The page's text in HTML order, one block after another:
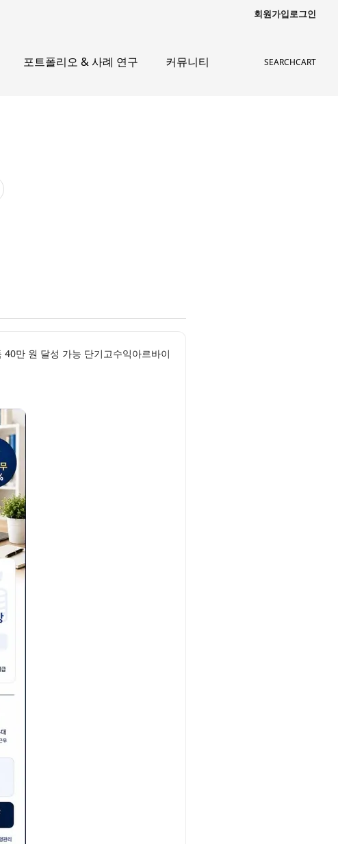
회원가입로그인
포트폴리오 & 사례 연구 커뮤니티 SEARCHCART
만 원 달성 가능 단기고수익아르바이